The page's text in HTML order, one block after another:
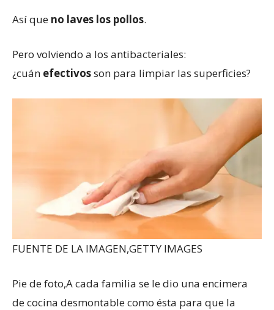
Así que no laves los pollos.
Pero volviendo a los antibacteriales:
¿cuán efectivosson para limpiar las superficies?
FUENTE DE LA IMAGEN,GETTY IMAGES
Pie de foto,A cada familia se le dio una encimera
de cocina desmontable como ésta para que la